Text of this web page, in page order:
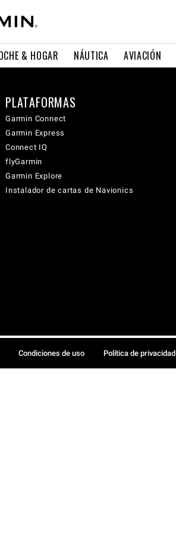
& HOGAR NÁUTICA AVIACIÓN
PLATAFORMAS
Garmin Connect
Garmin Express
Connect IQ
flyGarmin
Garmin Explore
Instalador de cartas de Navionics
Condiciones de uso Política de privacidad